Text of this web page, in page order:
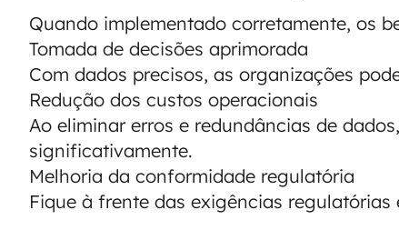
Quando implementado corretamente, os
Tomada de decisões aprimorada
Com dados precisos, as organizações
Redução dos custos operacionais
Ao eliminar erros e redundâncias de
significativamente.
Melhoria da conformidade regulatória
Fique à frente das exigências regulatórias